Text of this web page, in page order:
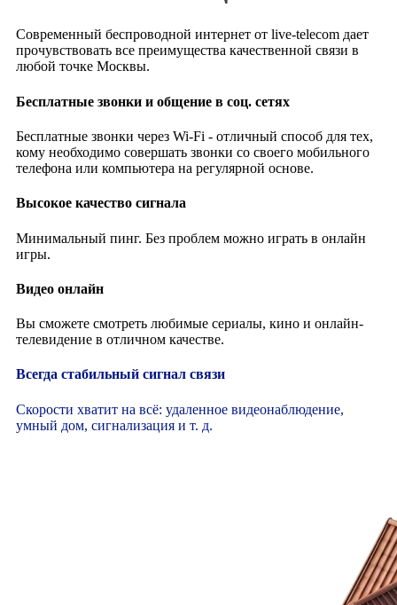
Современный беспроводной интернет от live-telecom дает
прочувствовать все преимущества качественной связи в
любой точке Москвы.
Бесплатные звонки и общение в соц. сетях
Бесплатные звонки через Wi-Fi - отличный способ для тех,
кому необходимо совершать звонки со своего мобильного
телефона или компьютера на регулярной основе.
Высокое качество сигнала
Минимальный пинг. Без проблем можно играть в онлайн
игры.
Видео онлайн
Вы сможете смотреть любимые сериалы, кино и онлайн-
телевидение в отличном качестве.
Всегда стабильный сигнал связи
Скорости хватит на всё: удаленное видеонаблюдение,
умный дом, сигнализация и т. д.